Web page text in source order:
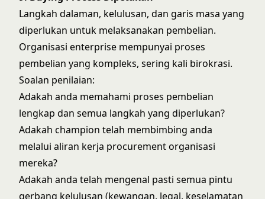
Langkah dalaman, kelulusan, dan garis masa yang
diperlukan untuk melaksanakan pembelian.
Organisasi enterprise mempunyai proses
pembelian yang kompleks, sering kali birokrasi.
Soalan penilaian:
Adakah anda memahami proses pembelian
lengkap dan semua langkah yang diperlukan?
Adakah champion telah membimbing anda
melalui aliran kerja procurement organisasi
mereka?
Adakah anda telah mengenal pasti semua pintu
gerbang kelulusan (kewangan, legal, keselamatan